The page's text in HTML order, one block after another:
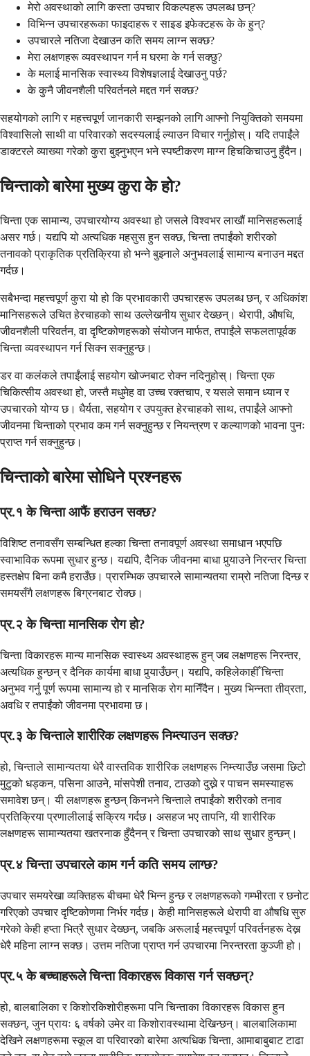
मेरो अवस्थाको लागि कस्ता उपचार विकल्पहरू उपलब्ध छन्?
विभिन्न उपचारहरूका फाइदाहरू र साइड इफेक्टहरू के के हुन्?
उपचारले नतिजा देखाउन कति समय लाग्न सक्छ?
मेरा लक्षणहरू व्यवस्थापन गर्न म घरमा के गर्न सक्छु?
के मलाई मानसिक स्वास्थ्य विशेषज्ञलाई देखाउनु पर्छ?
के कुनै जीवनशैली परिवर्तनले मद्दत गर्न सक्छ?
सहयोगको लागि र महत्त्वपूर्ण जानकारी सम्झनको लागि आफ्नो नियुक्तिको समयमा
विश्वासिलो साथी वा परिवारको सदस्यलाई ल्याउन विचार गर्नुहोस्। यदि तपाईंले
डाक्टरले व्याख्या गरेको कुरा बुझ्नुभएन भने स्पष्टीकरण माग्न हिचकिचाउनु हुँदैन।
चिन्ताको बारेमा मुख्य कुरा के हो?
चिन्ता एक सामान्य, उपचारयोग्य अवस्था हो जसले विश्वभर लाखौं मानिसहरूलाई
असर गर्छ। यद्यपि यो अत्यधिक महसुस हुन सक्छ, चिन्ता तपाईंको शरीरको
तनावको प्राकृतिक प्रतिक्रिया हो भन्ने बुझ्नाले अनुभवलाई सामान्य बनाउन मद्दत
गर्दछ।
सबैभन्दा महत्त्वपूर्ण कुरा यो हो कि प्रभावकारी उपचारहरू उपलब्ध छन्, र अधिकांश
मानिसहरूले उचित हेरचाहको साथ उल्लेखनीय सुधार देख्छन्। थेरापी, औषधि,
जीवनशैली परिवर्तन, वा दृष्टिकोणहरूको संयोजन मार्फत, तपाईंले सफलतापूर्वक
चिन्ता व्यवस्थापन गर्न सिक्न सक्नुहुन्छ।
डर वा कलंकले तपाईंलाई सहयोग खोज्नबाट रोक्न नदिनुहोस्। चिन्ता एक
चिकित्सीय अवस्था हो, जस्तै मधुमेह वा उच्च रक्तचाप, र यसले समान ध्यान र
उपचारको योग्य छ। धैर्यता, सहयोग र उपयुक्त हेरचाहको साथ, तपाईंले आफ्नो
जीवनमा चिन्ताको प्रभाव कम गर्न सक्नुहुन्छ र नियन्त्रण र कल्याणको भावना पुनः
प्राप्त गर्न सक्नुहुन्छ।
चिन्ताको बारेमा सोधिने प्रश्नहरू
प्र.१ के चिन्ता आफैं हराउन सक्छ?
विशिष्ट तनावसँग सम्बन्धित हल्का चिन्ता तनावपूर्ण अवस्था समाधान भएपछि
स्वाभाविक रूपमा सुधार हुन्छ। यद्यपि, दैनिक जीवनमा बाधा पुर्‍याउने निरन्तर चिन्ता
हस्तक्षेप बिना कमै हराउँछ। प्रारम्भिक उपचारले सामान्यतया राम्रो नतिजा दिन्छ र
समयसँगै लक्षणहरू बिग्रनबाट रोक्छ।
प्र.२ के चिन्ता मानसिक रोग हो?
चिन्ता विकारहरू मान्य मानसिक स्वास्थ्य अवस्थाहरू हुन् जब लक्षणहरू निरन्तर,
अत्यधिक हुन्छन् र दैनिक कार्यमा बाधा पुर्‍याउँछन्। यद्यपि, कहिलेकाहीँ चिन्ता
अनुभव गर्नु पूर्ण रूपमा सामान्य हो र मानसिक रोग मानिँदैन। मुख्य भिन्नता तीव्रता,
अवधि र तपाईंको जीवनमा प्रभावमा छ।
प्र.३ के चिन्ताले शारीरिक लक्षणहरू निम्त्याउन सक्छ?
हो, चिन्ताले सामान्यतया धेरै वास्तविक शारीरिक लक्षणहरू निम्त्याउँछ जसमा छिटो
मुटुको धड्कन, पसिना आउने, मांसपेशी तनाव, टाउको दुख्ने र पाचन समस्याहरू
समावेश छन्। यी लक्षणहरू हुन्छन् किनभने चिन्ताले तपाईंको शरीरको तनाव
प्रतिक्रिया प्रणालीलाई सक्रिय गर्दछ। असहज भए तापनि, यी शारीरिक
लक्षणहरू सामान्यतया खतरनाक हुँदैनन् र चिन्ता उपचारको साथ सुधार हुन्छन्।
प्र.४ चिन्ता उपचारले काम गर्न कति समय लाग्छ?
उपचार समयरेखा व्यक्तिहरू बीचमा धेरै भिन्न हुन्छ र लक्षणहरूको गम्भीरता र छनोट
गरिएको उपचार दृष्टिकोणमा निर्भर गर्दछ। केही मानिसहरूले थेरापी वा औषधि सुरु
गरेको केही हप्ता भित्रै सुधार देख्छन्, जबकि अरूलाई महत्त्वपूर्ण परिवर्तनहरू देख्न
धेरै महिना लाग्न सक्छ। उत्तम नतिजा प्राप्त गर्न उपचारमा निरन्तरता कुञ्जी हो।
प्र.५ के बच्चाहरूले चिन्ता विकारहरू विकास गर्न सक्छन्?
हो, बालबालिका र किशोरकिशोरीहरूमा पनि चिन्ताका विकारहरू विकास हुन
सक्छन्, जुन प्रायः ६ वर्षको उमेर वा किशोरावस्थामा देखिन्छन्। बालबालिकामा
देखिने लक्षणहरूमा स्कूल वा परिवारको बारेमा अत्यधिक चिन्ता, आमाबाबुबाट टाढा